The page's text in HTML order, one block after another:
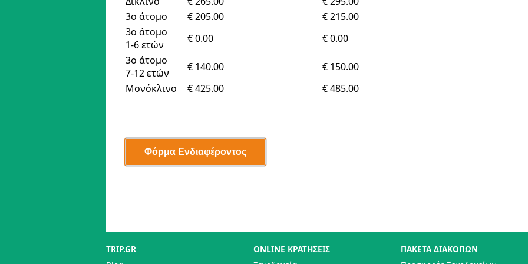
3ο άτομο
€ 205.00
€ 215.00
3ο άτομο
1-6 ετών
€ 0.00
€ 0.00
3ο άτομο
7-12 ετών
€ 140.00
€ 150.00
Μονόκλινο
€ 425.00 € 485.00
TRIP.GR
ONLINE ΚΡΑΤΗΣΕΙΣ
ΠΑΚΕΤΑ ΔΙΑΚΟΠΩΝ